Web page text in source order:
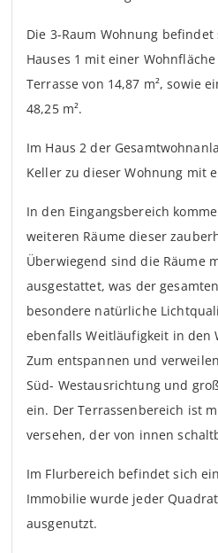
Die 3-Raum Wohnung befindet
Hauses 1 mit einer
Terrasse von 14,87 m², sowie
48,25 m².
Im Haus 2 der
Keller zu dieser Wohnung mit
In den Eingangsbereich
weiteren Räume dieser
Überwiegend sind die Räume
ausgestattet, was der
besondere natürliche
ebenfalls Weitläufigkeit in den
Zum entspannen und
Süd- Westausrichtung und
ein. Der Terrassenbereich ist
versehen, der von innen
Im Flurbereich befindet sich
Immobilie wurde jeder
ausgenutzt.